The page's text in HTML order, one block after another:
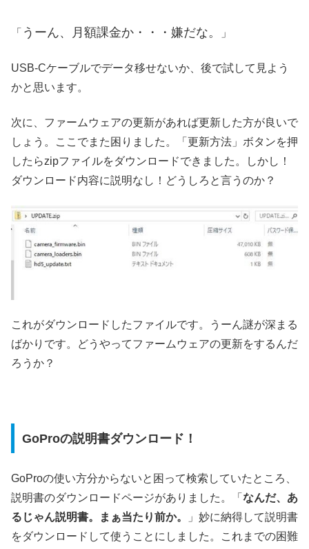
「 うーん、月額課金か・・・嫌だな。 」
USB-Cケーブルでデータ移せないか、後で試して見よう
かと思います。
次に、ファームウェアの更新があれば更新した方が良いで
しょう。ここでまた困りました。「更新方法」ボタンを押
したらzipファイルをダウンロードできました。しかし！
ダウンロード内容に説明なし！どうしろと言うのか？
これがダウンロードしたファイルです。うーん謎が深まる
ばかりです。どうやってファームウェアの更新をするんだ
ろうか？
GoProの説明書ダウンロード！
GoProの使い方分からないと困って検索していたところ、
説明書のダウンロードページがありました。「 なんだ、あ
るじゃん説明書。まぁ当たり前か。
」妙に納得して説明書
をダウンロードして使うことにしました。これまでの困難